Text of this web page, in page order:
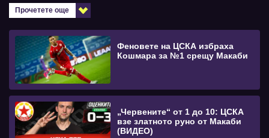
Прочетете още
Феновете на ЦСКА избраха
Кошмара за №1 срещу Макаби
„Червените“ от 1 до 10: ЦСКА
взе златното руно от Макаби
(ВИДЕО)